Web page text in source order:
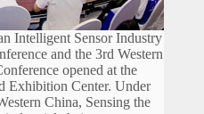
Intelligent Sensor Industry
and the 3rd Western
opened at the
Exhibition Center. Under
China, Sensing the